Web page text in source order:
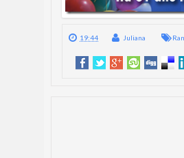
19:44 Juliana